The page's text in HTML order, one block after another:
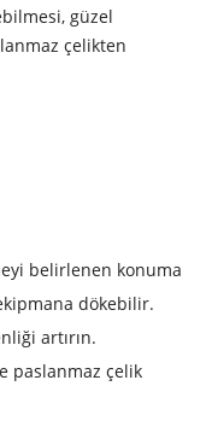
güzel
çelikten
belirlenen konuma
dökebilir.
artırın.
paslanmaz çelik